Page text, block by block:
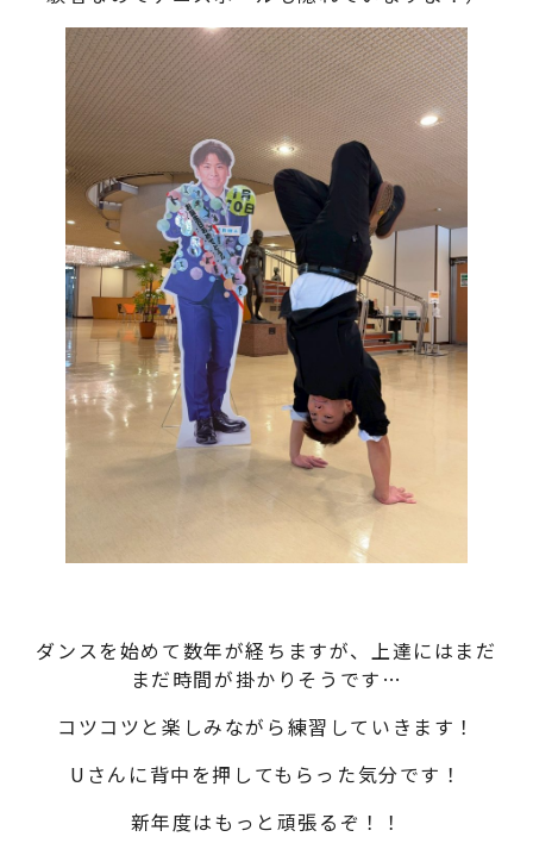
ダンスを始めて数年が経ちますが、上達にはまだ
まだ時間が掛かりそうです…
コツコツと楽しみながら練習していきます！
Uさんに背中を押してもらった気分です！
新年度はもっと頑張るぞ！！